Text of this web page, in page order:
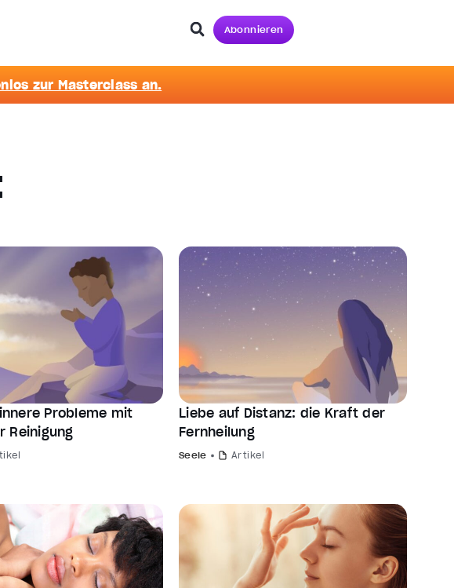
Abonnieren
zur Masterclass an.
Probleme mit
Reinigung
Liebe auf Distanz: die Kraft der
Fernheilung
Seele Artikel